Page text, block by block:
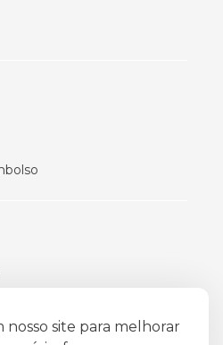
nosso site para melhorar